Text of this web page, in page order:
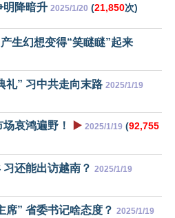
明降暗升 2025/1/20 (21,850次)
生幻想变得“笑瞇瞇”起来
礼” 习中共走向末路 2025/1/19
哀鸿遍野！ ▶️ 2025/1/19 (92,755
还能出访越南？ 2025/1/19
席” 省委书记啥态度？ 2025/1/19